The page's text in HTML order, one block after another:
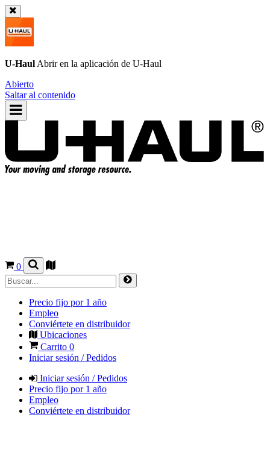
U-Haul Abrir en la aplicación de U-Haul
Abierto
Saltar al contenido
0
Precio fijo por 1 año
Empleo
Conviértete en distribuidor
Ubicaciones
Carrito 0
Iniciar sesión / Pedidos
Iniciar sesión / Pedidos
Precio fijo por 1 año
Empleo
Conviértete en distribuidor